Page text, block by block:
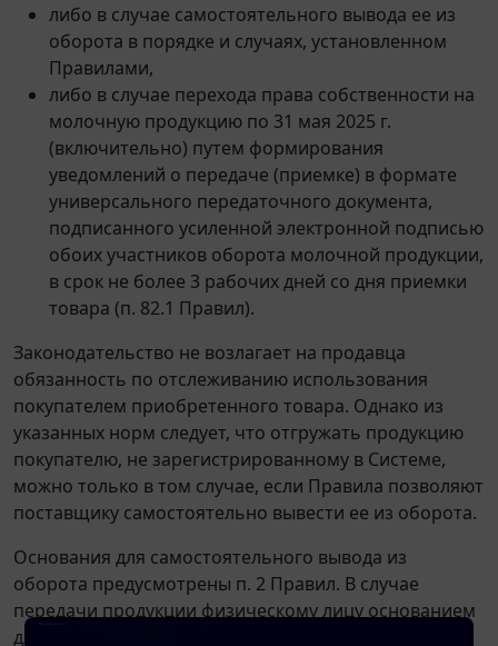
либо в случае самостоятельного вывода ее из
оборота в порядке и случаях, установленном
Правилами,
либо в случае перехода права собственности на
молочную продукцию по 31 мая 2025 г.
(включительно) путем формирования
уведомлений о передаче (приемке) в формате
универсального передаточного документа,
подписанного усиленной электронной подписью
обоих участников оборота молочной продукции,
в срок не более 3 рабочих дней со дня приемки
товара (п. 82.1 Правил).
Законодательство не возлагает на продавца
обязанность по отслеживанию использования
покупателем приобретенного товара. Однако из
указанных норм следует, что отгружать продукцию
покупателю, не зарегистрированному в Системе,
можно только в том случае, если Правила позволяют
поставщику самостоятельно вывести ее из оборота.
Основания для самостоятельного вывода из
оборота предусмотрены п. 2 Правил. В случае
передачи продукции физическому лицу основанием
для вывода из оборота является реализация